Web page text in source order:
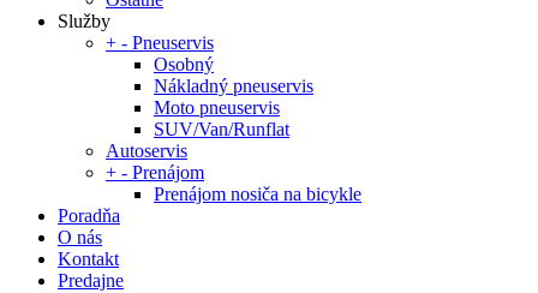
Služby
+ - Pneuservis
Osobný
Nákladný pneuservis
Moto pneuservis
SUV/Van/Runflat
Autoservis
+ - Prenájom
Prenájom nosiča na bicykle
Poradňa
O nás
Kontakt
Predajne